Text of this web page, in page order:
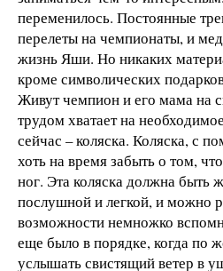
переменилось. Постоянные
перелеты на чемпионаты, и
жизнь Яши. Но никаких
кроме символических
Живут чемпион и его мама на
трудом хватает на
сейчас – коляска. Коляска, с
хоть на время забыть о том,
ног. Эта коляска должна быть
послушной и легкой, и можно
возможности немножко
еще было в порядке, когда по
услышать свистящий ветер в